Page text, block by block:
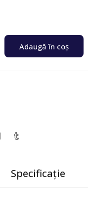
Adaugă în coș
Specificație